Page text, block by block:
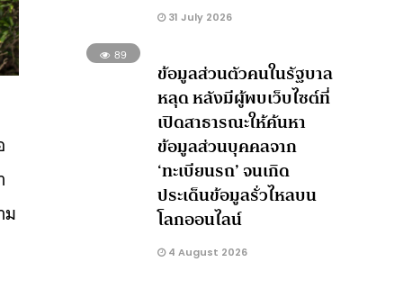
ม
31 July 2026
89
ข้อมูลส่วนตัวคนในรัฐบาล
หลุด หลังมีผู้พบเว็บไซต์ที่
เปิดสาธารณะให้ค้นหา
ข้อมูลส่วนบุคคลจาก
‘ทะเบียนรถ’ จนเกิด
ประเด็นข้อมูลรั่วไหลบน
โลกออนไลน์
4 August 2026